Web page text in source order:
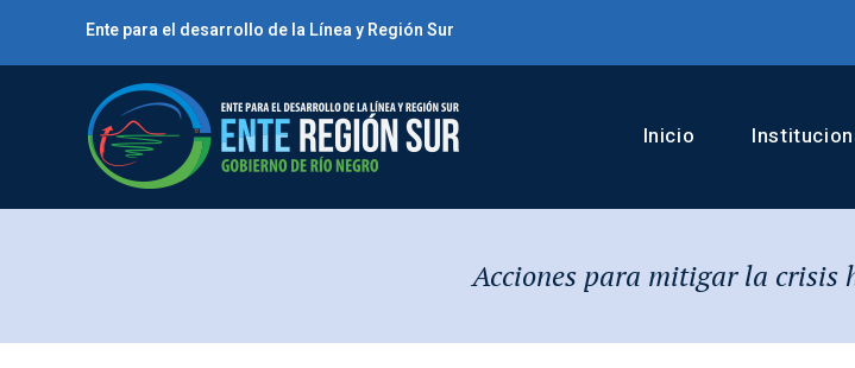
contenido
Ente para el desarrollo de la Línea y Región Sur
Inicio
Acciones para mitigar la crisis